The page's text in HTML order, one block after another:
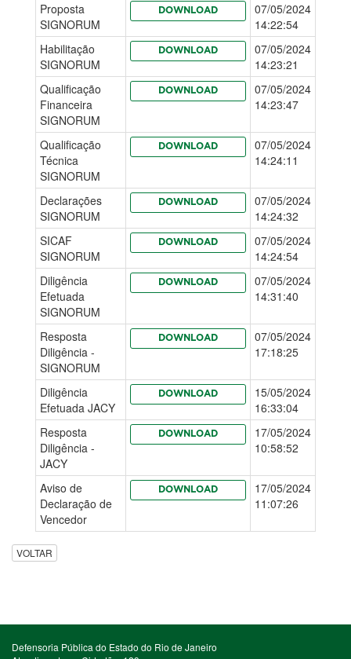
Proposta
SIGNORUM
DOWNLOAD
07/05/2024
14:22:54
Habilitação
SIGNORUM
DOWNLOAD
07/05/2024
14:23:21
Qualificação
Financeira
SIGNORUM
DOWNLOAD
07/05/2024
14:23:47
Qualificação
Técnica
SIGNORUM
DOWNLOAD
07/05/2024
14:24:11
Declarações
SIGNORUM
DOWNLOAD
07/05/2024
14:24:32
SICAF
SIGNORUM
DOWNLOAD
07/05/2024
14:24:54
Diligência
Efetuada
SIGNORUM
DOWNLOAD
07/05/2024
14:31:40
Resposta
Diligência -
SIGNORUM
DOWNLOAD
07/05/2024
17:18:25
Diligência
Efetuada JACY
DOWNLOAD
15/05/2024
16:33:04
Resposta
Diligência -
JACY
DOWNLOAD
17/05/2024
10:58:52
Aviso de
Declaração de
Vencedor
DOWNLOAD
17/05/2024
11:07:26
VOLTAR
Defensoria Pública do Estado do Rio de Janeiro